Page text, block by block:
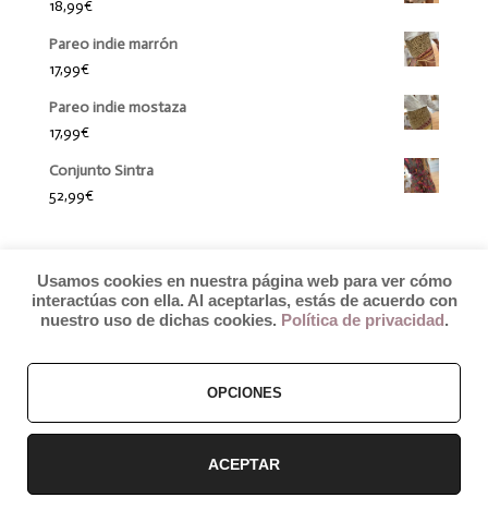
18,99€
Pareo indie marrón
17,99€
Pareo indie mostaza
17,99€
Conjunto Sintra
52,99€
© 2019 by Débora Colette
Términos y Condiciones Cambios y Devoluciones
Usamos cookies en nuestra página web para ver cómo
interactúas con ella. Al aceptarlas, estás de acuerdo con
nuestro uso de dichas cookies. Política de privacidad .
OPCIONES
ACEPTAR